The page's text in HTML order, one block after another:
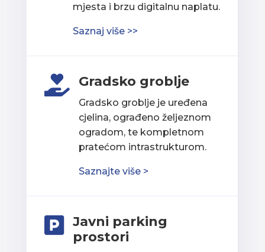
mjesta i brzu digitalnu naplatu.
Saznaj više >>
 Gradsko groblje
Gradsko groblje je uređena
cjelina, ograđeno željeznom
ogradom, te kompletnom
pratećom intrastrukturom.
Saznajte više >

Javni parking
prostori